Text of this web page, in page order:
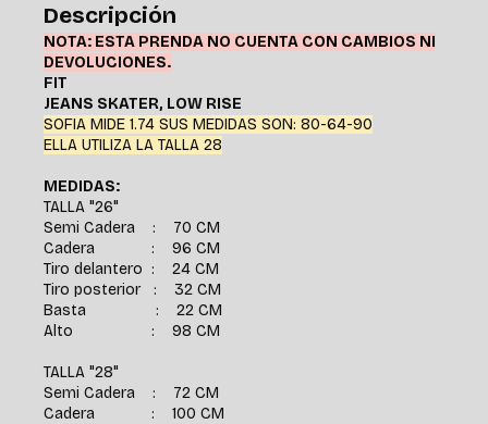
Descripción
NOTA: ESTA PRENDA NO CUENTA CON CAMBIOS NI
DEVOLUCIONES.
FIT
JEANS SKATER, LOW RISE
SOFIA MIDE 1.74 SUS MEDIDAS SON: 80-64-90
ELLA UTILIZA LA TALLA 28
MEDIDAS:
TALLA "26"
Semi Cadera : 70 CM
Cadera : 96 CM
Tiro delantero : 24 CM
Tiro posterior : 32 CM
Basta : 22 CM
Alto : 98 CM
TALLA "28"
Semi Cadera : 72 CM
Cadera : 100 CM